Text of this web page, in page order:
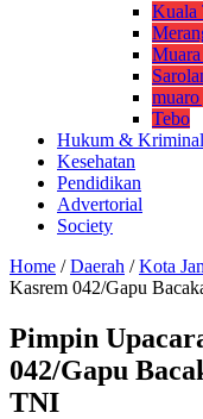
Kuala
Tebo
Hukum & Kriminal
Kesehatan
Pendidikan
Advertorial
Society
Home / Daerah / Kota
Kasrem 042/Gapu
Pimpin
042/Gapu
TNI